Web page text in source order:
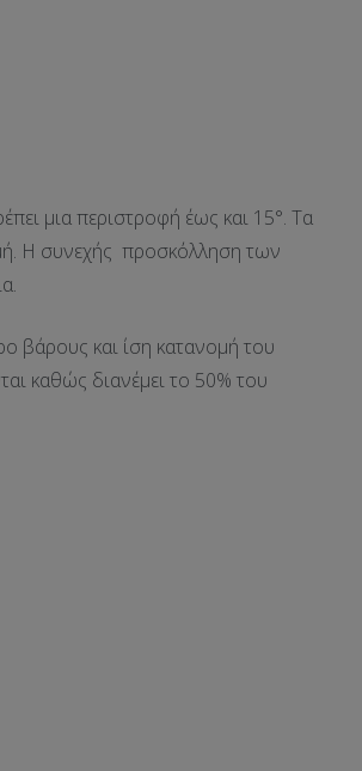
μια περιστροφή έως και 15°. Τα
Η συνεχής προσκόλληση των
βάρους και ίση κατανομή του
καθώς διανέμει το 50% του